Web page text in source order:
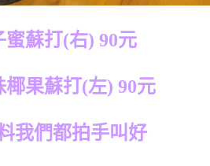
蜜蘇打(右) 90元
椰果蘇打(左) 90元
我們都拍手叫好